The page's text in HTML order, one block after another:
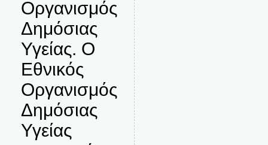
Οργανισμός
Δημόσιας
Υγείας. Ο
Εθνικός
Οργανισμός
Δημόσιας
Υγείας